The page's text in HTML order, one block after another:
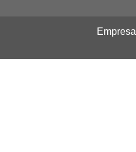
Empresa